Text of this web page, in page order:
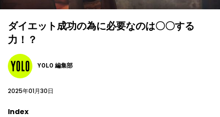
ダイエット成功の為に必要なのは〇〇する
力！？
YOLO 編集部
2025年01月30日
Index